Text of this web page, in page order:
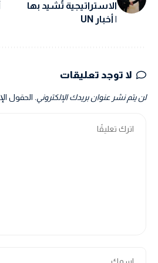
الاستراتيجية تُشيد بها
| أخبار UN
لا توجد تعليقات
لن يتم نشر عنوان بريدك الإلكتروني. الحقول